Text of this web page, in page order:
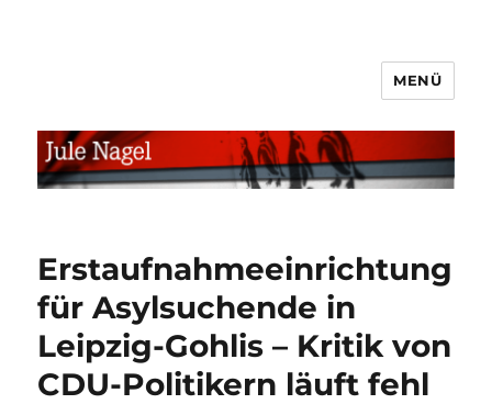
MENÜ
Erstaufnahmeeinrichtung
für Asylsuchende in
Leipzig-Gohlis – Kritik von
CDU-Politikern läuft fehl